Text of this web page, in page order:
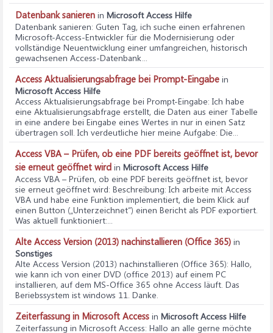
Datenbank sanieren in Microsoft Access Hilfe
Datenbank sanieren: Guten Tag, ich suche einen erfahrenen
Microsoft‑Access‑Entwickler für die Modernisierung oder
vollständige Neuentwicklung einer umfangreichen, historisch
gewachsenen Access‑Datenbank...
Access Aktualisierungsabfrage bei Prompt-Eingabe in
Microsoft Access Hilfe
Access Aktualisierungsabfrage bei Prompt-Eingabe: Ich habe
eine Aktualisierungsabfrage erstellt, die Daten aus einer Tabelle
in eine andere bei Eingabe eines Wertes in nur in einen Satz
übertragen soll. Ich verdeutliche hier meine Aufgabe: Die...
Access VBA – Prüfen, ob eine PDF bereits geöffnet ist, bevor
sie erneut geöffnet wird in Microsoft Access Hilfe
Access VBA – Prüfen, ob eine PDF bereits geöffnet ist, bevor
sie erneut geöffnet wird: Beschreibung: Ich arbeite mit Access
VBA und habe eine Funktion implementiert, die beim Klick auf
einen Button („Unterzeichnet“) einen Bericht als PDF exportiert.
Was aktuell funktioniert:...
Alte Access Version (2013) nachinstallieren (Office 365) in
Sonstiges
Alte Access Version (2013) nachinstallieren (Office 365): Hallo,
wie kann ich von einer DVD (office 2013) auf einem PC
installieren, auf dem MS-Office 365 ohne Access läuft. Das
Beriebssystem ist windows 11. Danke.
Zeiterfassung in Microsoft Access in Microsoft Access Hilfe
Zeiterfassung in Microsoft Access: Hallo an alle gerne möchte